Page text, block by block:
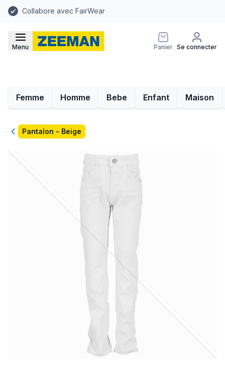
Collabore avec FairWear
Menu Panier Se connecter
Femme Homme Bebe Enfant Maison
RetourPantalon - Beige